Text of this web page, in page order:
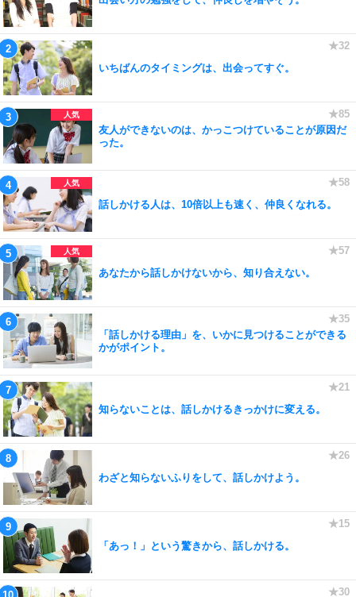
いちばんのタイミングは、出会ってすぐ。
友人ができないのは、かっこつけていることが原因だ
った。
話しかける人は、10倍以上も速く、仲良くなれる。
あなたから話しかけないから、知り合えない。
「話しかける理由」を、いかに見つけることができる
かがポイント。
知らないことは、話しかけるきっかけに変える。
わざと知らないふりをして、話しかけよう。
「あっ！」という驚きから、話しかける。